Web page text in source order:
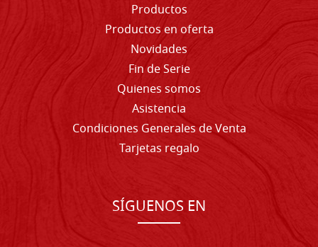
Productos
Productos en oferta
Novidades
Fin de Serie
Quienes somos
Asistencia
Condiciones Generales de Venta
Tarjetas regalo
SÍGUENOS EN